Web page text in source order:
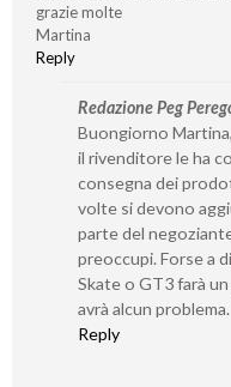
grazie molte
Martina
Reply
Redazione Peg
Buongiorno Martina,
il rivenditore le ha
consegna dei
volte si devono
parte del
preoccupi. Forse a
Skate o GT3 farà
avrà alcun problema.
Reply